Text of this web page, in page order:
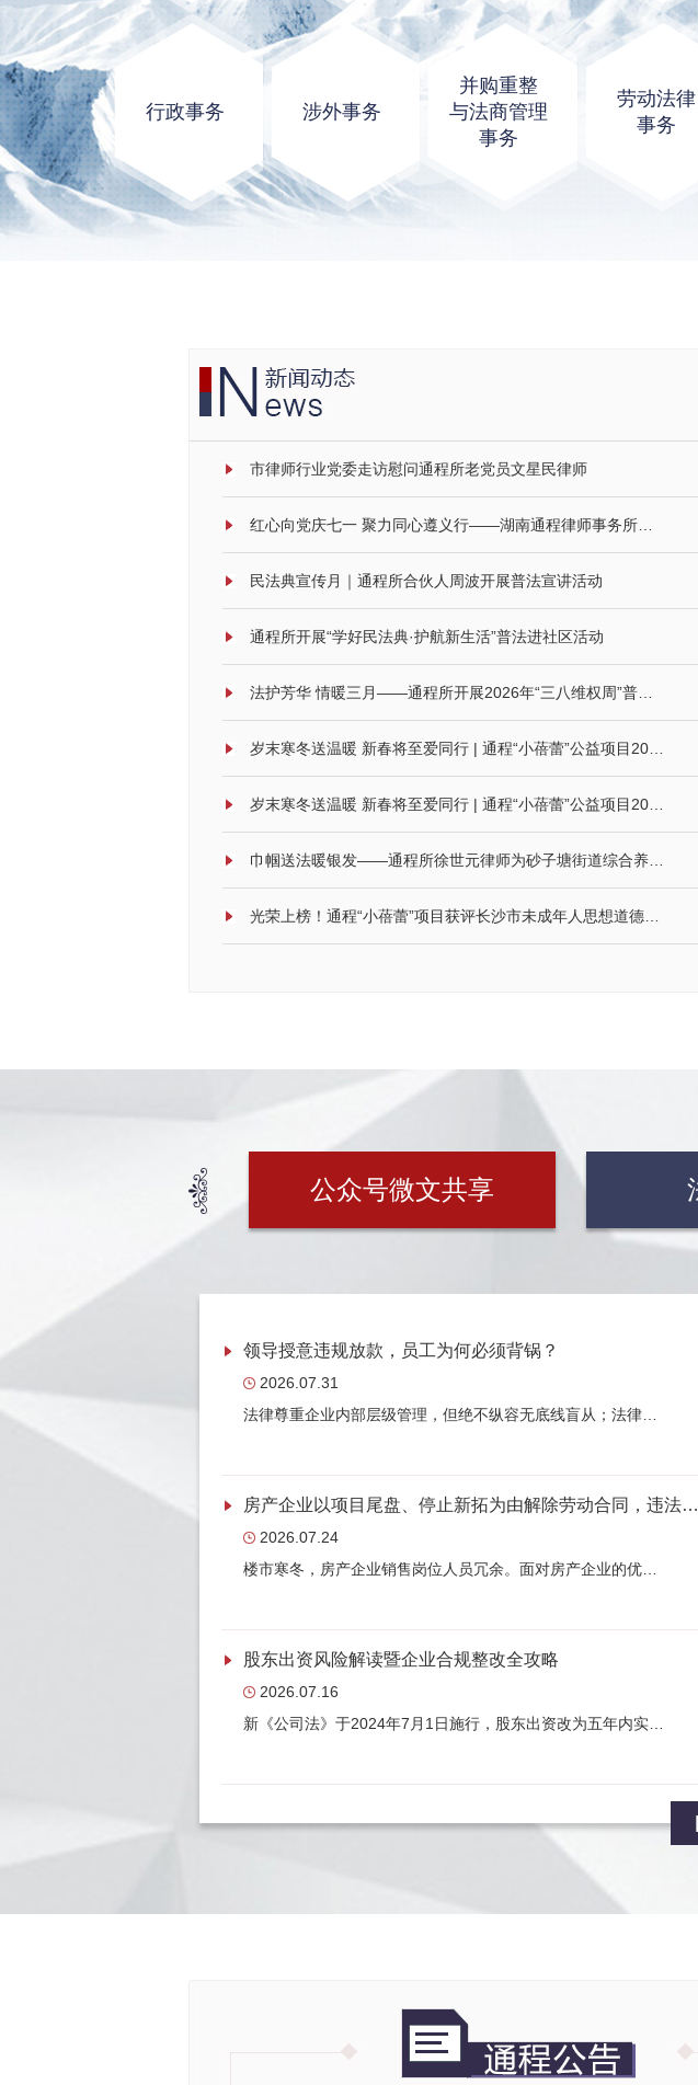
行政事务 涉外事务
并购重整
与法商管理
事务
劳动法律
事务
市律师行业党委走访慰问通程所老党员文星民律师
民法典宣传月｜通程所合伙人周波开展普法宣讲活动
通程所开展“学好民法典·护航新生活”普法进社区活动
公众号微文共享
领导授意违规放款，员工为何必须背锅？
2026.07.31
法律尊重企业内部层级管理，但绝不纵容无底线盲从；法律…
房产企业以项目尾盘、停止新拓为由解除劳动合同，违法吗？
2026.07.24
楼市寒冬，房产企业销售岗位人员冗余。面对房产企业的优…
股东出资风险解读暨企业合规整改全攻略
2026.07.16
新《公司法》于2024年7月1日施行，股东出资改为五年内实…